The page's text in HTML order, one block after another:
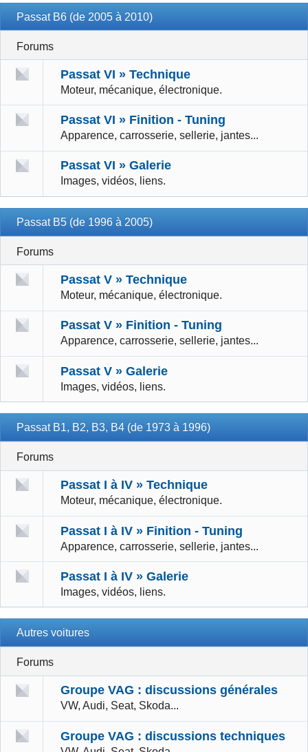
Passat B6 (de 2005 à 2010)
Forums
Passat VI » Technique
Moteur, mécanique, électronique.
Passat VI » Finition - Tuning
Apparence, carrosserie, sellerie, jantes...
Passat VI » Galerie
Images, vidéos, liens.
Passat B5 (de 1996 à 2005)
Forums
Passat V » Technique
Moteur, mécanique, électronique.
Passat V » Finition - Tuning
Apparence, carrosserie, sellerie, jantes...
Passat V » Galerie
Images, vidéos, liens.
Passat B1, B2, B3, B4 (de 1973 à 1996)
Forums
Passat I à IV » Technique
Moteur, mécanique, électronique.
Passat I à IV » Finition - Tuning
Apparence, carrosserie, sellerie, jantes...
Passat I à IV » Galerie
Images, vidéos, liens.
Autres voitures
Forums
Groupe VAG : discussions générales
VW, Audi, Seat, Skoda...
Groupe VAG : discussions techniques